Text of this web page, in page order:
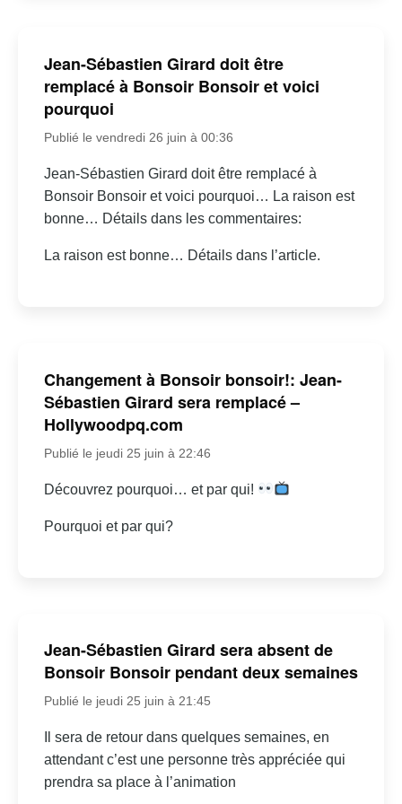
Jean-Sébastien Girard doit être
remplacé à Bonsoir Bonsoir et voici
pourquoi
Publié le vendredi 26 juin à 00:36
Jean-Sébastien Girard doit être remplacé à
Bonsoir Bonsoir et voici pourquoi… La raison est
bonne… Détails dans les commentaires:
La raison est bonne… Détails dans l’article.
Changement à Bonsoir bonsoir!: Jean-
Sébastien Girard sera remplacé –
Hollywoodpq.com
Publié le jeudi 25 juin à 22:46
Découvrez pourquoi… et par qui!
Pourquoi et par qui?
Jean-Sébastien Girard sera absent de
Bonsoir Bonsoir pendant deux semaines
Publié le jeudi 25 juin à 21:45
Il sera de retour dans quelques semaines, en
attendant c’est une personne très appréciée qui
prendra sa place à l’animation